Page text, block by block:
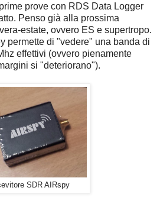
prove con RDS Data Logger
Penso già alla prossima
estate, ovvero ES e supertropo.
permette di "vedere" una banda di
effettivi (ovvero pienamente
si "deteriorano").
SDR AIRspy